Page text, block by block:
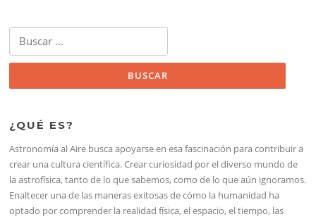
Buscar:
¿QUÉ ES?
Astronomía al Aire busca apoyarse en esa fascinación para contribuir a
crear una cultura científica. Crear curiosidad por el diverso mundo de
la astrofísica, tanto de lo que sabemos, como de lo que aún ignoramos.
Enaltecer una de las maneras exitosas de cómo la humanidad ha
optado por comprender la realidad física, el espacio, el tiempo, las